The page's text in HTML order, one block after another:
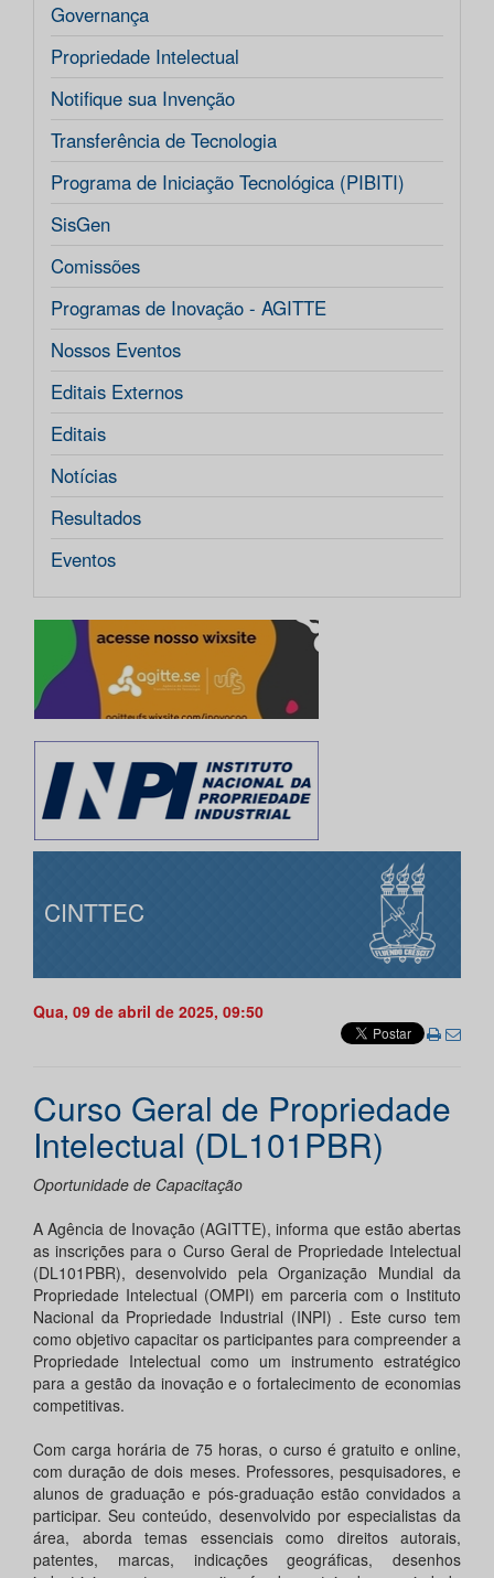
Governança
Propriedade Intelectual
Notifique sua Invenção
Transferência de Tecnologia
Programa de Iniciação Tecnológica (PIBITI)
SisGen
Comissões
Programas de Inovação - AGITTE
Nossos Eventos
Editais Externos
Editais
Notícias
Resultados
Eventos
CINTTEC
Qua, 09 de abril de 2025, 09:50
Curso Geral de Propriedade
Intelectual (DL101PBR)
Oportunidade de Capacitação
A Agência de Inovação (AGITTE), informa que estão abertas
as inscrições para o Curso Geral de Propriedade Intelectual
(DL101PBR), desenvolvido pela Organização Mundial da
Propriedade Intelectual (OMPI) em parceria com o Instituto
Nacional da Propriedade Industrial (INPI) . Este curso tem
como objetivo capacitar os participantes para compreender a
Propriedade Intelectual como um instrumento estratégico
para a gestão da inovação e o fortalecimento de economias
competitivas.
Com carga horária de 75 horas, o curso é gratuito e online,
com duração de dois meses. Professores, pesquisadores, e
alunos de graduação e pós-graduação estão convidados a
participar. Seu conteúdo, desenvolvido por especialistas da
área, aborda temas essenciais como direitos autorais,
patentes, marcas, indicações geográficas, desenhos